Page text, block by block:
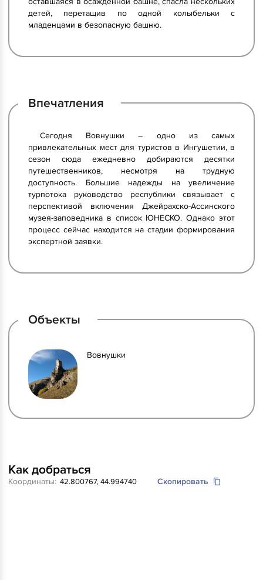
детей, перетащив по одной колыбельки с
младенцами в безопасную башню.
Впечатления
Сегодня Вовнушки – одно из самых
привлекательных мест для туристов в Ингушетии, в
сезон сюда ежедневно добираются десятки
путешественников, несмотря на трудную
доступность. Большие надежды на увеличение
турпотока руководство республики связывает с
перспективой включения Джейрахско-Ассинского
музея-заповедника в список ЮНЕСКО. Однако этот
процесс сейчас находится на стадии формирования
экспертной заявки.
Объекты
Вовнушки
Координаты: Скопировать
Как добраться